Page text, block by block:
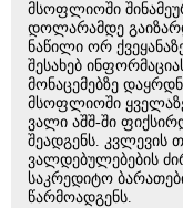
მსოფლიოში
დოლარამდე
ნაწილი ორ
შესახებ
მონაცემებზე
მსოფლიოში
ვალი აშშ-ში
შეადგენს. კვლევის
ვალდებულებების
საკრედიტო
წარმოადგენს.